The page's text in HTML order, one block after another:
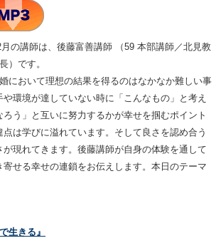
の講師は、後藤富善講師 （59 本部講師／北見教
）です。
において理想の結果を得るのはなかなか難しい事
環境が達していない時に「こんなもの」と考え
う」と互いに努力するかが幸せを掴むポイント
は学びに溢れています。そして良さを認め合う
現れてきます。後藤講師が自身の体験を通して
寄せる幸せの連鎖をお伝えします。本日のテーマ
生きる』